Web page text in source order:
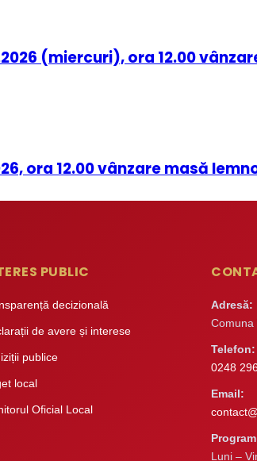
(miercuri), ora 12.00
ora 12.00 vânzare masă
PUBLIC
decizională
de avere și interese
publice
local
Oficial Local
Adresă:
Comuna
Telefon:
0248
Email:
Luni –